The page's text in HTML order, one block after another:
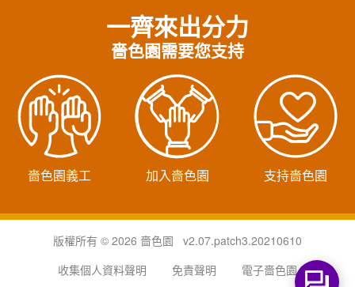
一齊來出分力
嗇色園需要您支持
嗇色園義工 加入嗇色園 支持嗇色園
版權所有 © 2026 嗇色園 v2.07.patch3.20210610
收集個人資料聲明
免責聲明 電子嗇色園